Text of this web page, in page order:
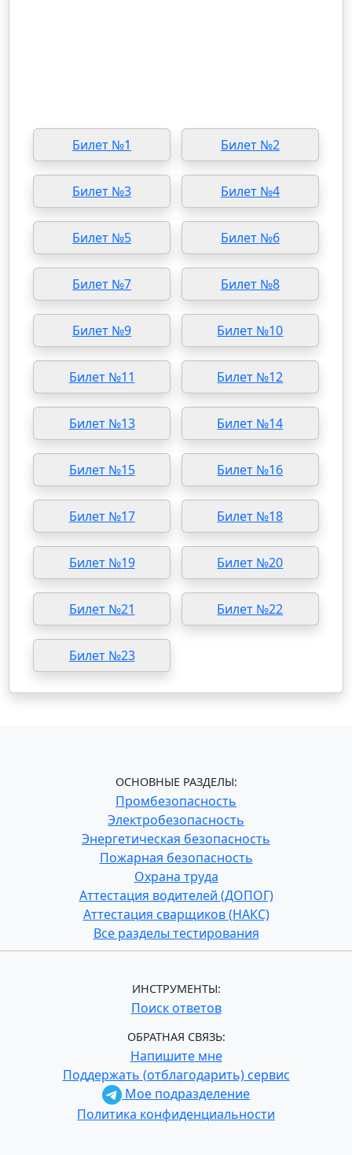
Билет №1 Билет №2
Билет №3 Билет №4
Билет №5 Билет №6
Билет №7 Билет №8
Билет №9 Билет №10
Билет №11 Билет №12
Билет №13 Билет №14
Билет №15 Билет №16
Билет №17 Билет №18
Билет №19 Билет №20
Билет №21 Билет №22
Билет №23
ОСНОВНЫЕ РАЗДЕЛЫ:
Промбезопасность
Электробезопасность
Энергетическая безопасность
Пожарная безопасность
Охрана труда
Аттестация водителей (ДОПОГ)
Аттестация сварщиков (НАКС)
Все разделы тестирования
ИНСТРУМЕНТЫ:
Поиск ответов
ОБРАТНАЯ СВЯЗЬ:
Напишите мне
Поддержать (отблагодарить) сервис
Мое подразделение
Политика конфиденциальности